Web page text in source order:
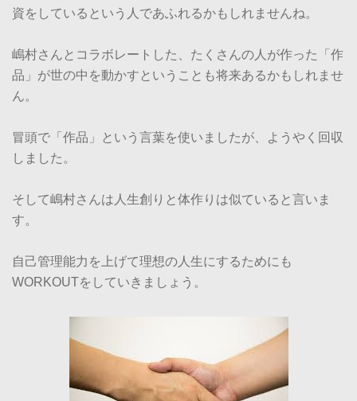
資をしているという人であふれるかもしれませんね。
嶋村さんとコラボレートした、たくさんの人が作った「作
品」が世の中を動かすということも将来あるかもしれませ
ん。
冒頭で「作品」という言葉を使いましたが、ようやく回収
しました。
そして嶋村さんは人生創りと体作りは似ていると言いま
す。
自己管理能力を上げて理想の人生にするためにも
WORKOUTをしていきましょう。